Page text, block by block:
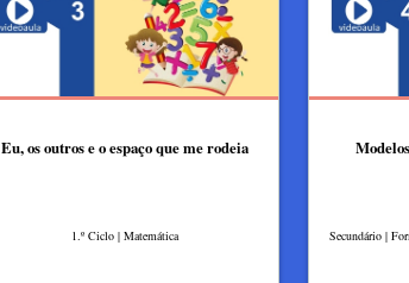
Eu, os outros e o espaço que me rodeia
1.º Ciclo | Matemática
Secundário |